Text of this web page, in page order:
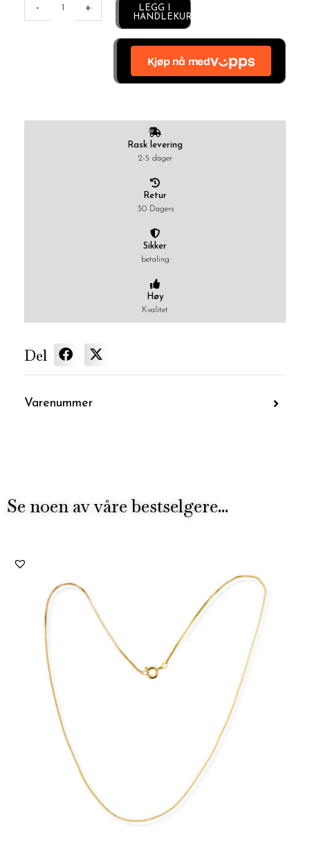
- +
LEGG I
HANDLEKURV
Rask levering
2-5 dager
Retur
30 Dagers
Sikker
betaling
Høy
Kvalitet
Del
Varenummer
Se noen av våre bestselgere...